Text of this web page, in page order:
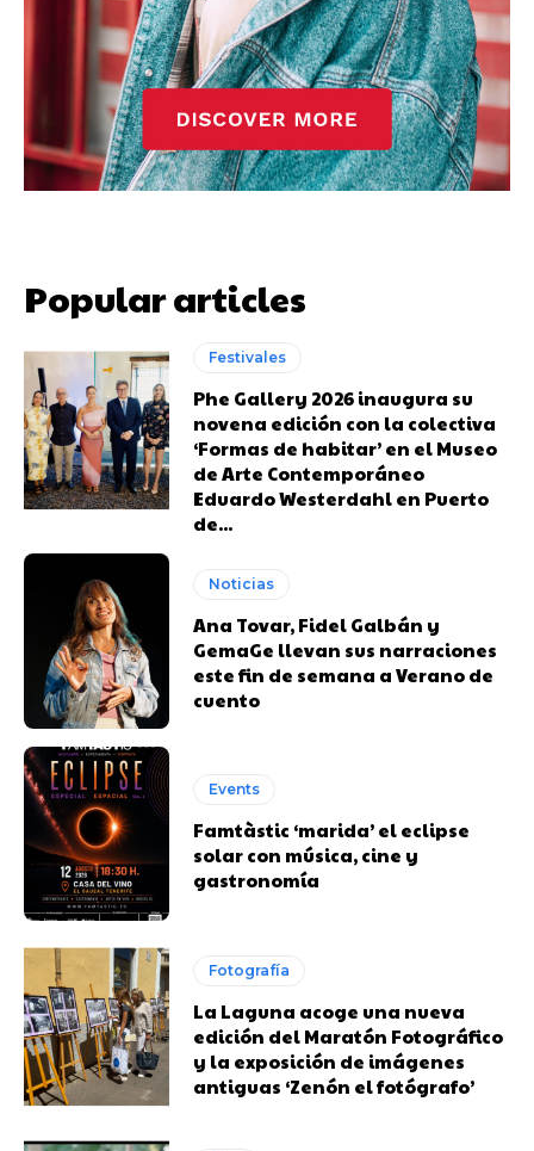
Popular articles
Festivales
Phe Gallery 2026 inaugura su
novena edición con la colectiva
‘Formas de habitar’ en el Museo
de Arte Contemporáneo
Eduardo Westerdahl en Puerto
de...
Noticias
Ana Tovar, Fidel Galbán y
GemaGe llevan sus narraciones
este fin de semana a Verano de
cuento
Events
Famtàstic ‘marida’ el eclipse
solar con música, cine y
gastronomía
Fotografía
La Laguna acoge una nueva
edición del Maratón Fotográfico
y la exposición de imágenes
antiguas ‘Zenón el fotógrafo’